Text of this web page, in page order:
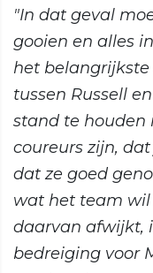
"In dat geval
gooien en alles
het
tussen Russell
stand te houden
coureurs zijn,
dat ze goed
wat het team wil
daarvan afwijkt,
bedreiging voor